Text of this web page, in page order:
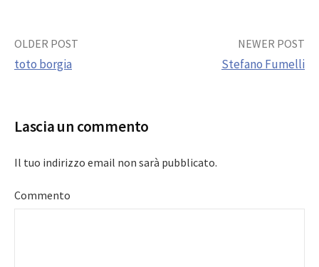
Post
OLDER POST
toto borgia
NEWER POST
Stefano Fumelli
Lascia un commento
Il tuo indirizzo email non sarà pubblicato.
Commento